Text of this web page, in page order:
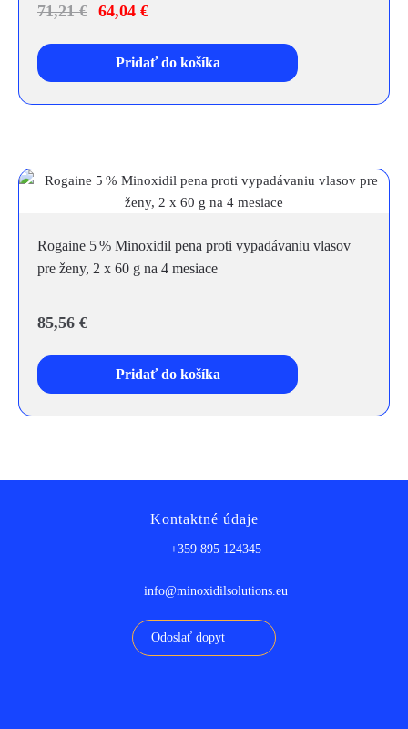
71,21€ 64,04 €
Pridať do košíka
Rogaine 5 % Minoxidil pena proti vypadávaniu vlasov
pre ženy, 2 x 60 g na 4 mesiace
85,56 €
Pridať do košíka
Kontaktné údaje
+359 895 124345
info@minoxidilsolutions.eu
Odoslať dopyt